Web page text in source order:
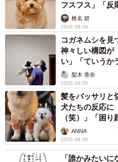
フスフス」「反
椎名 碧
2026.08.06
コガネムシを見
神々しい構図
い」「ていうか
梨木 香奈
2026.08.06
髪をバッサリと
犬たちの反応に
（笑）」「困り
ANNA
2026.08.06
「誰かみたい